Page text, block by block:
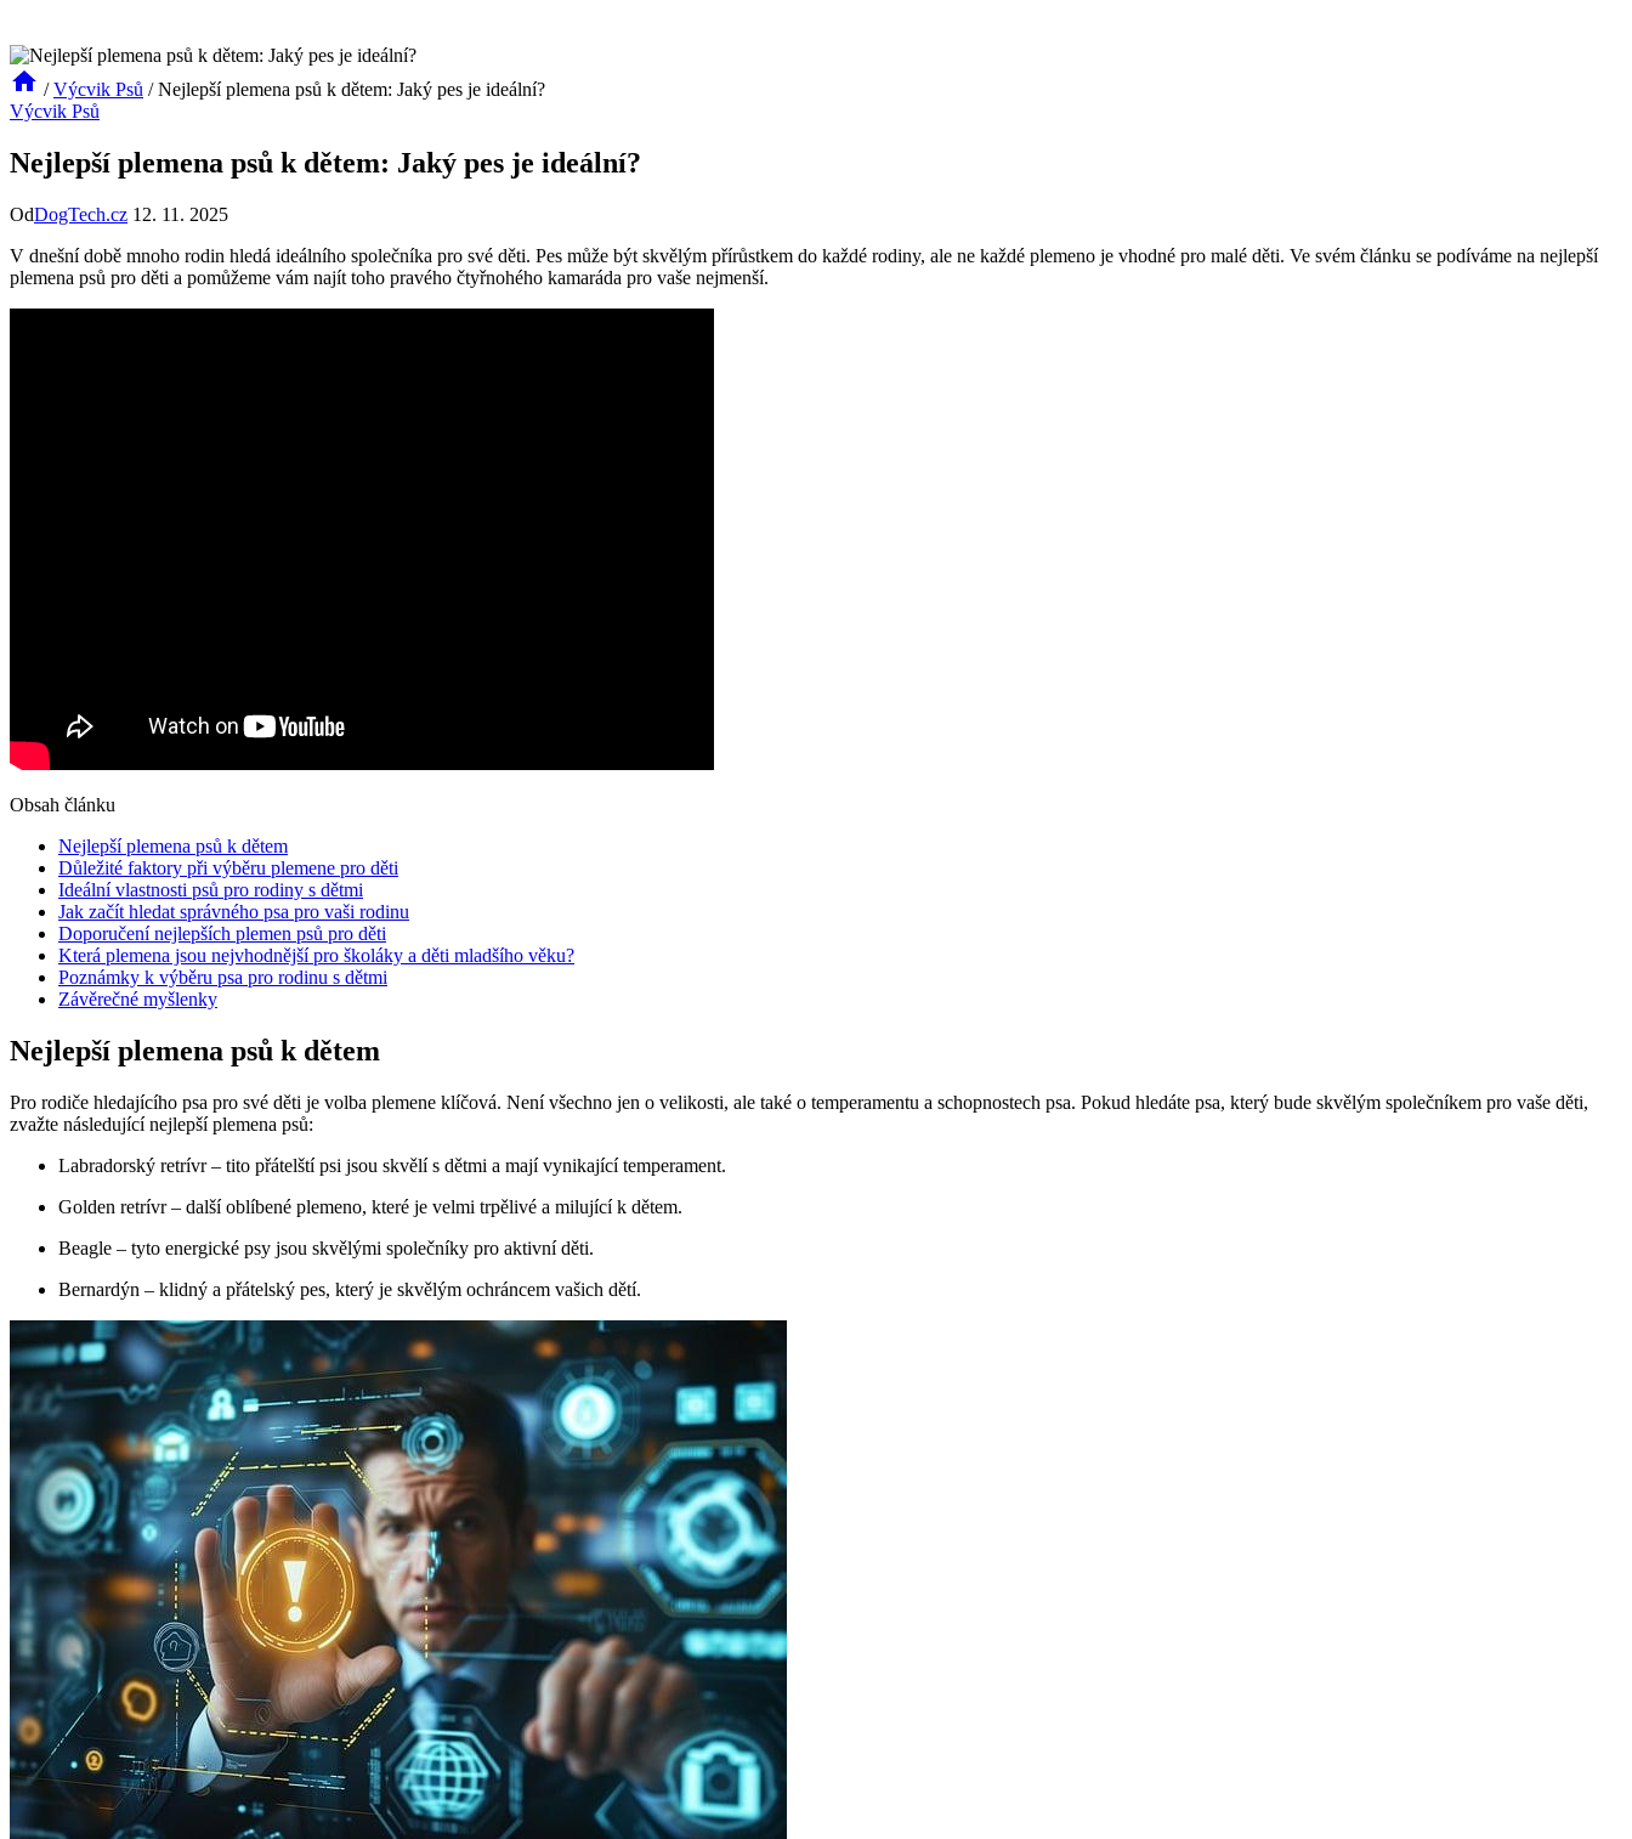
/ Výcvik Psů / Nejlepší plemena psů k dětem: Jaký pes je ideální?
Výcvik Psů
Nejlepší plemena psů k dětem: Jaký pes je ideální?
OdDogTech.cz 12. 11. 2025
V dnešní době mnoho rodin hledá ideálního společníka pro své děti. Pes může být skvělým přírůstkem do každé rodiny, ale ne každé plemeno je vhodné pro malé děti. Ve svém článku se podíváme na nejlepší
plemena psů pro děti a pomůžeme vám najít toho pravého čtyřnohého kamaráda pro vaše nejmenší.
Obsah článku
Nejlepší plemena psů k dětem
Důležité faktory při výběru plemene pro děti
Ideální vlastnosti psů pro rodiny s dětmi
Jak začít hledat správného psa pro vaši rodinu
Doporučení nejlepších plemen psů pro děti
Která plemena jsou nejvhodnější pro školáky a děti mladšího věku?
Poznámky k výběru psa pro rodinu s dětmi
Závěrečné myšlenky
Nejlepší plemena psů k dětem
Pro rodiče hledajícího psa pro své děti je volba plemene klíčová. Není všechno jen o velikosti, ale také o temperamentu a schopnostech psa. Pokud hledáte psa, který bude skvělým společníkem pro vaše děti,
zvažte následující nejlepší plemena psů:
Labradorský retrívr – tito přátelští psi jsou skvělí s dětmi a mají vynikající temperament.
Golden retrívr – další oblíbené plemeno, které je velmi trpělivé a milující k dětem.
Beagle – tyto energické psy jsou skvělými společníky pro aktivní děti.
Bernardýn – klidný a přátelský pes, který je skvělým ochráncem vašich dětí.